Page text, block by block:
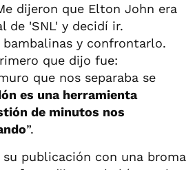
dijeron que Elton John era
de 'SNL' y decidí ir.
y confrontarlo.
que dijo fue:
que nos separaba se
es una herramienta
de minutos nos
”.
publicación con una broma